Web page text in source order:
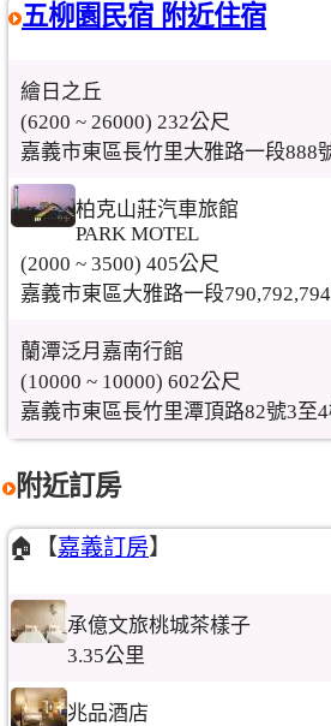
五柳園民宿 附近住宿
繪日之丘
(6200 ~ 26000) 232公尺
嘉義市東區長竹里大雅路一段888
柏克山莊汽車旅館
PARK MOTEL
(2000 ~ 3500) 405公尺
嘉義市東區大雅路一段
蘭潭泛月嘉南行館
(10000 ~ 10000) 602公尺
嘉義市東區長竹里潭頂路82號3至
附近訂房
🏠【嘉義訂房】
承億文旅桃城茶樣子
3.35公里
兆品酒店